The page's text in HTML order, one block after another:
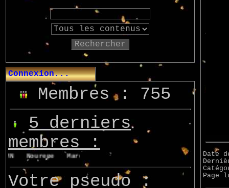
Rechercher
Connexion...
Membres : 755
5 derniers
membres :
Nourepe Marcsupilami
Votre pseudo :
Date
Page